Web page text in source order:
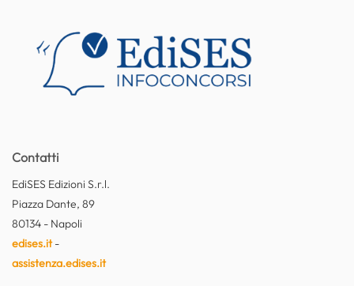
Contatti
EdiSES Edizioni S.r.l.
Piazza Dante, 89
80134 - Napoli
edises.it-
assistenza.edises.it